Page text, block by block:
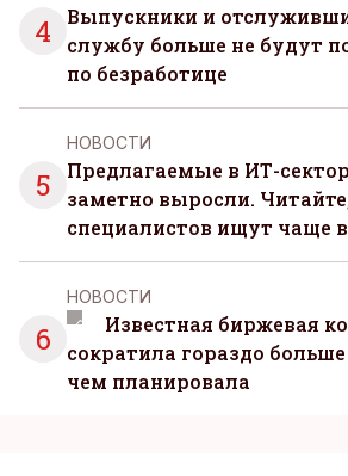
4
Выпускники и
службу больше не будут
по безработице
5
НОВОСТИ
Предлагаемые в ИТ-
заметно выросли.
специалистов ищут чаще
6
НОВОСТИ
Известная биржевая
сократила гораздо
чем планировала